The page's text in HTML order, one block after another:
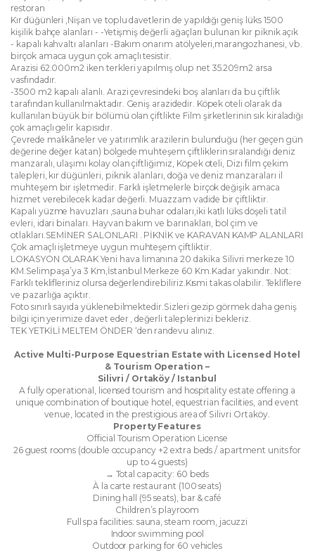
restoran
Kır düğünleri ,Nişan ve toplu davetlerin de yapıldığı geniş lüks 1500
kişilik bahçe alanları - -Yetişmiş değerli ağaçları bulunan kır piknik açık
- kapalı kahvaltı alanları -Bakım onarım atölyeleri,marangozhanesi, vb.
birçok amaca uygun çok amaçlı tesistir.
Arazisi 62.000m2 iken terkleri yapılmış olup net 35.209m2 arsa
vasfındadır.
-3500 m2 kapalı alanlı. Arazi çevresindeki boş alanları da bu çiftlik
tarafından kullanılmaktadır. Geniş arazidedir. Köpek oteli olarak da
kullanılan büyük bir bölümü olan çiftlikte Film şirketlerinin sık kiraladığı
çok amaçlı gelir kapısıdır.
Çevrede malikâneler ve yatırımlık arazilerin bulunduğu (her geçen gün
değerine değer katan) bölgede muhteşem çiftliklerin sıralandığı deniz
manzaralı, ulaşımı kolay olan çiftliğimiz, Köpek oteli, Dizi film çekim
talepleri, kır düğünleri, piknik alanları, doğa ve deniz manzaraları il
muhteşem bir işletmedir. Farklı işletmelerle birçok değişik amaca
hizmet verebilecek kadar değerli. Muazzam vadide bir çiftliktir.
Kapalı yüzme havuzları ,sauna buhar odaları,iki katlı lüks döşeli tatil
evleri, idari binaları. Hayvan bakım ve barınakları, bol çim ve
otlakları.SEMİNER SALONLARI . PİKNİK ve KARAVAN KAMP ALANLARI
Çok amaçlı işletmeye uygun muhteşem çiftliktir.
LOKASYON OLARAK Yeni hava limanına 20 dakika Silivri merkeze 10
KM.Selimpaşa’ya 3 Km,İstanbul Merkeze 60 Km.Kadar yakındır. Not:
Farklı teklifleriniz olursa değerlendirebiliriz.Kısmi takas olabilir. Tekliflere
ve pazarlığa açıktır.
Foto sınırlı sayıda yüklenebilmektedir.Sizleri gezip görmek daha geniş
bilgi için yerimize davet eder , değerli taleplerinizi bekleriz.
TEK YETKİLİ MELTEM ÖNDER ‘den randevu alınız.
Active Multi-Purpose Equestrian Estate with Licensed Hotel
& Tourism Operation –
Silivri / Ortaköy / Istanbul
A fully operational, licensed tourism and hospitality estate offering a
unique combination of boutique hotel, equestrian facilities, and event
venue, located in the prestigious area of Silivri Ortaköy.
Property Features
Official Tourism Operation License
26 guest rooms (double occupancy +2 extra beds / apartment units for
up to 4 guests)
→ Total capacity: 60 beds
À la carte restaurant (100 seats)
Dining hall (95 seats), bar & café
Children’s playroom
Full spa facilities: sauna, steam room, jacuzzi
Indoor swimming pool
Outdoor parking for 60 vehicles